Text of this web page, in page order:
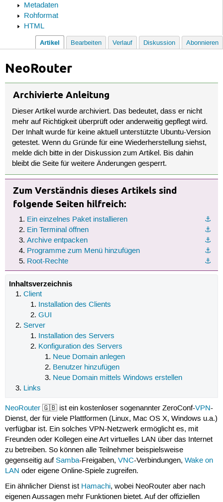
Metadaten
Rohformat
HTML
Artikel Bearbeiten Verlauf Diskussion Abonnieren
NeoRouter
Archivierte Anleitung
Dieser Artikel wurde archiviert. Das bedeutet, dass er nicht
mehr auf Richtigkeit überprüft oder anderweitig gepflegt wird.
Der Inhalt wurde für keine aktuell unterstützte Ubuntu-Version
getestet. Wenn du Gründe für eine Wiederherstellung siehst,
melde dich bitte in der Diskussion zum Artikel. Bis dahin
bleibt die Seite für weitere Änderungen gesperrt.
Zum Verständnis dieses Artikels sind
folgende Seiten hilfreich:
⚓︎
Ein einzelnes Paket installieren
⚓︎
Ein Terminal öffnen
⚓︎
Archive entpacken
⚓︎
Programme zum Menü hinzufügen
⚓︎
Root-Rechte
Inhaltsverzeichnis
Client
Installation des Clients
GUI
Server
Installation des Servers
Konfiguration des Servers
Neue Domain anlegen
Benutzer hinzufügen
Neue Domain mittels Windows erstellen
Links
NeoRouter🇬🇧 ist ein kostenloser sogenannter ZeroConf-VPN-
Dienst, der für viele Plattformen (Linux, Mac OS X, Windows u.a.)
verfügbar ist. Ein solches VPN-Netzwerk ermöglicht es, mit
Freunden oder Kollegen eine Art virtuelles LAN über das Internet
zu betreiben. So können alle Teilnehmer beispielsweise
gegenseitig aufSamba-Freigaben, VNC-Verbindungen, Wake on
LAN oder eigene Online-Spiele zugreifen.
Ein ähnlicher Dienst ist Hamachi, wobei NeoRouter aber nach
eigenen Aussagen mehr Funktionen bietet. Auf der offiziellen